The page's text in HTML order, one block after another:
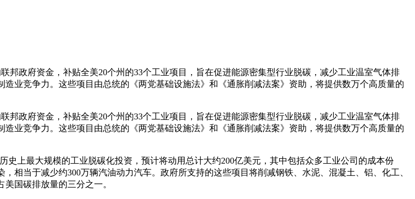
政府资金，补贴全美20个州的33个工业项目，旨在促进能源密集型行业脱碳，减少工业温室气体排
业竞争力。这些项目由总统的《两党基础设施法》和《通胀削减法案》资助，将提供数万个高质量的
政府资金，补贴全美20个州的33个工业项目，旨在促进能源密集型行业脱碳，减少工业温室气体排
业竞争力。这些项目由总统的《两党基础设施法》和《通胀削减法案》资助，将提供数万个高质量的
上最大规模的工业脱碳化投资，预计将动用总计大约200亿美元，其中包括众多工业公司的成本份
相当于减少约300万辆汽油动力汽车。政府所支持的这些项目将削减钢铁、水泥、混凝土、铝、化工、
国碳排放量的三分之一。